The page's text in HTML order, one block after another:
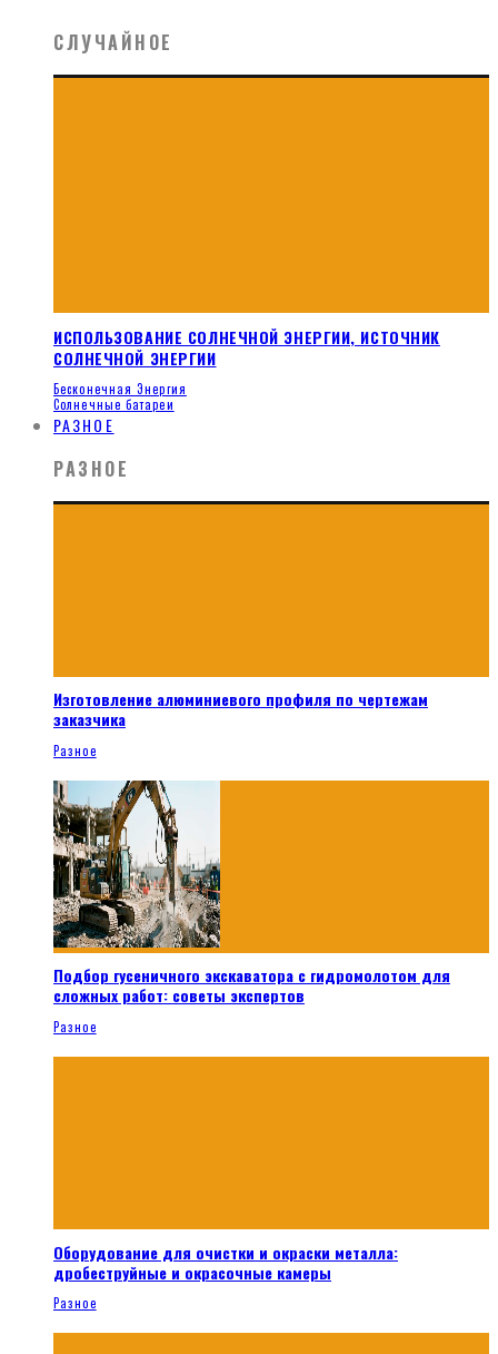
СЛУЧАЙНОЕ
ИСПОЛЬЗОВАНИЕ СОЛНЕЧНОЙ ЭНЕРГИИ, ИСТОЧНИК
СОЛНЕЧНОЙ ЭНЕРГИИ
Бесконечная Энергия
Солнечные батареи
РАЗНОЕ
РАЗНОЕ
Изготовление алюминиевого профиля по чертежам
заказчика
Разное
Подбор гусеничного экскаватора с гидромолотом для
сложных работ: советы экспертов
Разное
Оборудование для очистки и окраски металла:
дробеструйные и окрасочные камеры
Разное